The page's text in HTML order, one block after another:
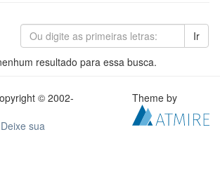
Ir
resultado para essa busca.
© 2002-
Deixe sua
Theme by